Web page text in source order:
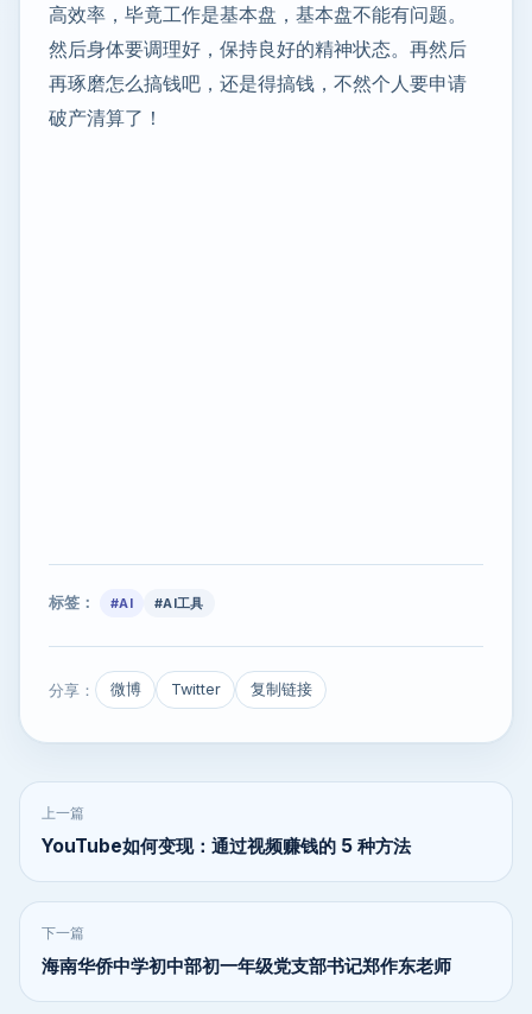
高效率，毕竟工作是基本盘，基本盘不能有问题。
然后身体要调理好，保持良好的精神状态。再然后
再琢磨怎么搞钱吧，还是得搞钱，不然个人要申请
破产清算了！
标签： #AI #AI工具
分享： 微博 Twitter 复制链接
上一篇
YouTube如何变现：通过视频赚钱的 5 种方法
下一篇
海南华侨中学初中部初一年级党支部书记郑作东老师